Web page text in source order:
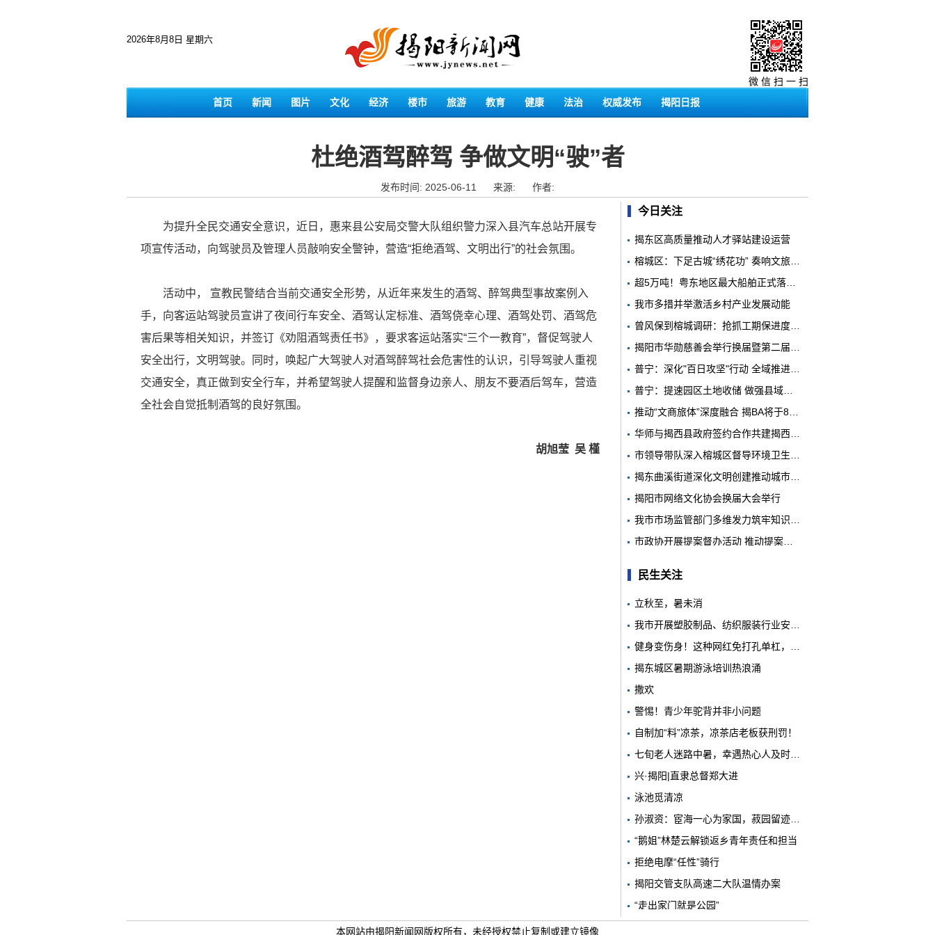
2026年8月8日 星期六
微 信 扫 一 扫
首页
新闻 图片 文化 经济 楼市 旅游 教育 健康 法治 权威发布 揭阳日报
杜绝酒驾醉驾 争做文明“驶”者
发布时间: 2025-06-11 来源: 作者:
为提升全民交通安全意识，近日，惠来县公安局交警大队组织警力深入县汽车总站开展专
项宣传活动，向驾驶员及管理人员敲响安全警钟，营造“拒绝酒驾、文明出行”的社会氛围。
活动中， 宣教民警结合当前交通安全形势，从近年来发生的酒驾、醉驾典型事故案例入
手，向客运站驾驶员宣讲了夜间行车安全、酒驾认定标准、酒驾侥幸心理、酒驾处罚、酒驾危
害后果等相关知识，并签订《劝阻酒驾责任书》，要求客运站落实“三个一教育”，督促驾驶人
安全出行，文明驾驶。同时，唤起广大驾驶人对酒驾醉驾社会危害性的认识，引导驾驶人重视
交通安全，真正做到安全行车，并希望驾驶人提醒和监督身边亲人、朋友不要酒后驾车，营造
全社会自觉抵制酒驾的良好氛围。
胡旭莹 吴 槿
本网站由揭阳新闻网版权所有，未经授权禁止复制或建立镜像